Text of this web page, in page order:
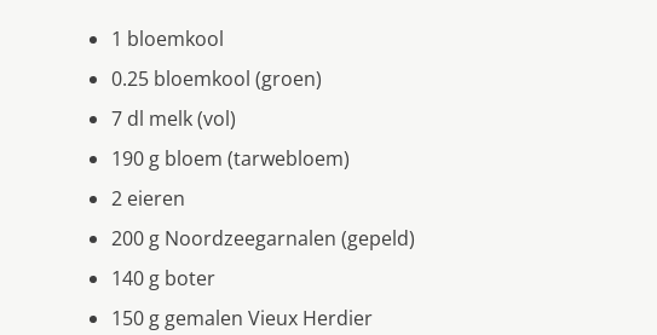
1 bloemkool
0.25 bloemkool (groen)
7 dl melk (vol)
190 g bloem (tarwebloem)
2 eieren
200 g Noordzeegarnalen (gepeld)
140 g boter
150 g gemalen Vieux Herdier